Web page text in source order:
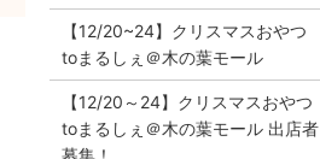
【12/20~24】クリスマスおやつ
toまるしぇ＠木の葉モール
【12/20～24】クリスマスおやつ
toまるしぇ＠木の葉モール 出店者
募集！